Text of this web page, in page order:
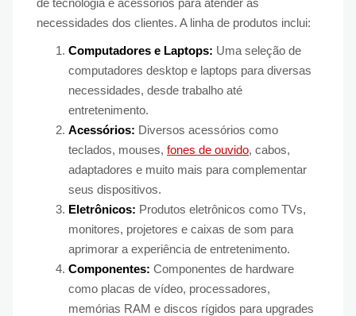
necessidades dos clientes. A linha de produtos inclui:
Computadores e Laptops: Uma seleção de
computadores desktop e laptops para diversas
necessidades, desde trabalho até
entretenimento.
Acessórios: Diversos acessórios como
teclados, mouses, fones de ouvido, cabos,
adaptadores e muito mais para complementar
seus dispositivos.
Eletrônicos: Produtos eletrônicos como TVs,
monitores, projetores e caixas de som para
aprimorar a experiência de entretenimento.
Componentes: Componentes de hardware
como placas de vídeo, processadores,
memórias RAM e discos rígidos para upgrades